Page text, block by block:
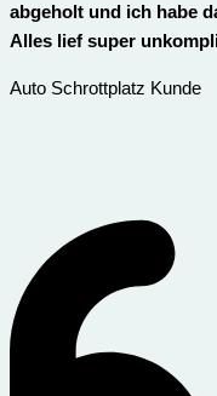
abgeholt und ich habe
Alles lief super
Auto Schrottplatz Kunde